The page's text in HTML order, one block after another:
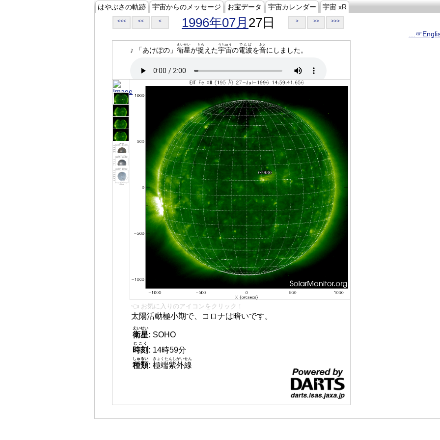
はやぶさの軌跡 宇宙からのメッセージ お宝データ 宇宙カレンダー 宇宙 xR
<<< << < 1996年07月 27日 > >> >>>
♪ 「あけぼの」 衛星
えいせい
が捉
とら
えた宇宙
うちゅう
の電波
でんぱ
を音
おと
にしました。
👈 お気に入りのアイコンをクリック！
太陽活動極小期で、コロナは暗いです。
衛星
えいせい
: SOHO
時刻
じこく
: 14時59分
種類
しゅるい
: 極端紫外線
きょくたんしがいせん